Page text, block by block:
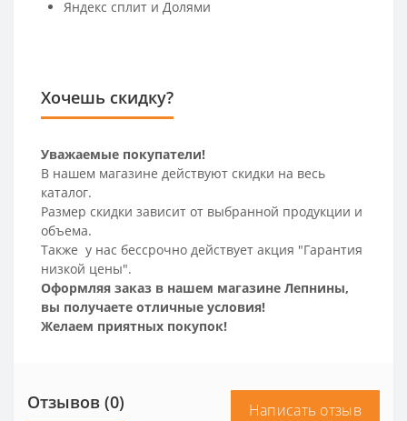
Яндекс сплит и Долями
Хочешь скидку?
Уважаемые покупатели!
В нашем магазине действуют скидки на весь
каталог.
Размер скидки зависит от выбранной продукции и
объема.
Также у нас бессрочно действует акция "Гарантия
низкой цены".
Оформляя заказ в нашем магазине Лепнины,
вы получаете отличные условия!
Желаем приятных покупок!
Отзывов (0) Написать отзыв